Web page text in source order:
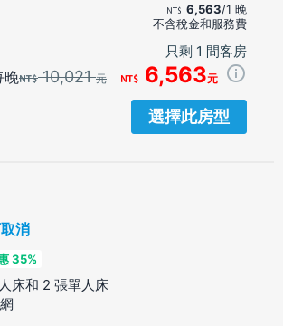
6,563/1 晚
不含稅金和服務費
只剩 1 間客房
晚 10,021元 6,563元
選擇此房型
消
35%
床和 2 張單人床